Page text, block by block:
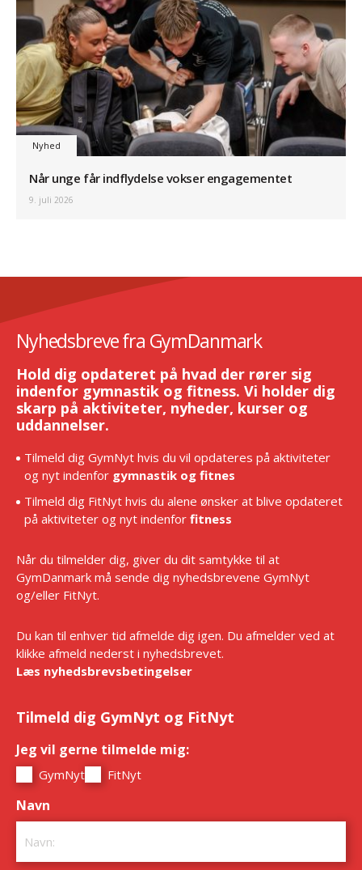
Nyhed
Når unge får indflydelse vokser engagementet
9. juli 2026
Nyhedsbreve fra GymDanmark
Hold dig opdateret på hvad der rører sig
indenfor gymnastik og fitness. Vi holder dig
skarp på aktiviteter, nyheder, kurser og
uddannelser.
Tilmeld dig GymNyt hvis du vil opdateres på aktiviteter
og nyt indenfor gymnastik og fitnes
Tilmeld dig FitNyt hvis du alene ønsker at blive opdateret
på aktiviteter og nyt indenfor fitness
Når du tilmelder dig, giver du dit samtykke til at
GymDanmark må sende dig nyhedsbrevene GymNyt
og/eller FitNyt.
Du kan til enhver tid afmelde dig igen. Du afmelder ved at
klikke afmeld nederst i nyhedsbrevet.
Læs nyhedsbrevsbetingelser
Tilmeld dig GymNyt og FitNyt
Jeg vil gerne tilmelde mig:
GymNyt FitNyt
Navn